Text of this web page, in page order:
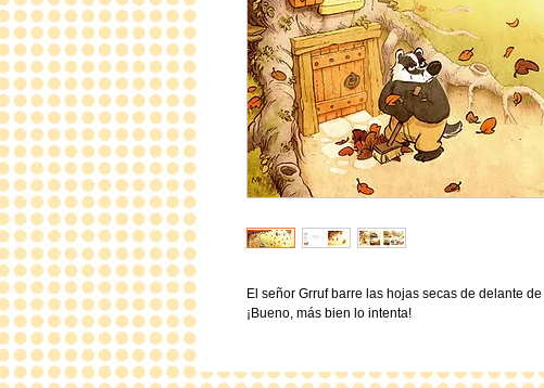
El señor Grruf barre las hojas secas de delante
¡Bueno, más bien lo intenta!